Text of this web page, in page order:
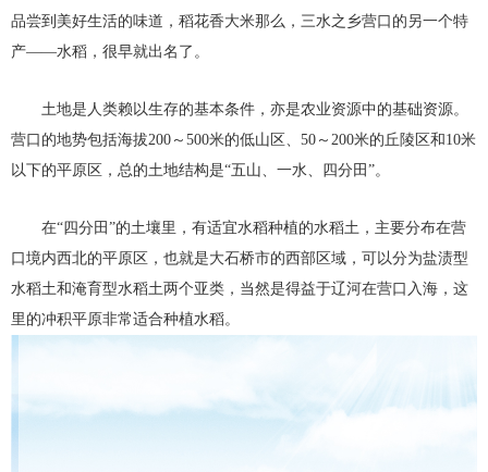
品尝到美好生活的味道，稻花香大米那么，三水之乡营口的另一个特
产——水稻，很早就出名了。
土地是人类赖以生存的基本条件，亦是农业资源中的基础资源。
营口的地势包括海拔200～500米的低山区、50～200米的丘陵区和10米
以下的平原区，总的土地结构是“五山、一水、四分田”。
在“四分田”的土壤里，有适宜水稻种植的水稻土，主要分布在营
口境内西北的平原区，也就是大石桥市的西部区域，可以分为盐渍型
水稻土和淹育型水稻土两个亚类，当然是得益于辽河在营口入海，这
里的冲积平原非常适合种植水稻。